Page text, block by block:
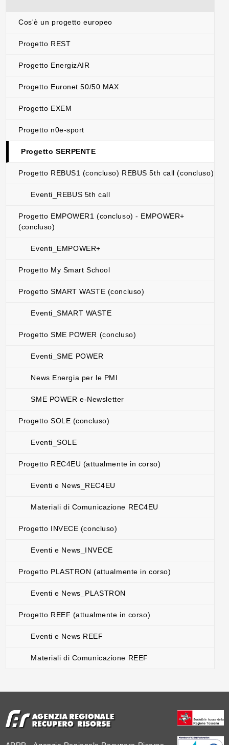
Cos'è un progetto europeo
Progetto REST
Progetto EnergizAIR
Progetto Euronet 50/50 MAX
Progetto EXEM
Progetto n0e-sport
Progetto SERPENTE
Progetto REBUS1 (concluso) REBUS 5th call (concluso)
Eventi_REBUS 5th call
Progetto EMPOWER1 (concluso) - EMPOWER+
(concluso)
Eventi_EMPOWER+
Progetto My Smart School
Progetto SMART WASTE (concluso)
Eventi_SMART WASTE
Progetto SME POWER (concluso)
Eventi_SME POWER
News Energia per le PMI
SME POWER e-Newsletter
Progetto SOLE (concluso)
Eventi_SOLE
Progetto REC4EU (attualmente in corso)
Eventi e News_REC4EU
Materiali di Comunicazione REC4EU
Progetto INVECE (concluso)
Eventi e News_INVECE
Progetto PLASTRON (attualmente in corso)
Eventi e News_PLASTRON
Progetto REEF (attualmente in corso)
Eventi e News REEF
Materiali di Comunicazione REEF